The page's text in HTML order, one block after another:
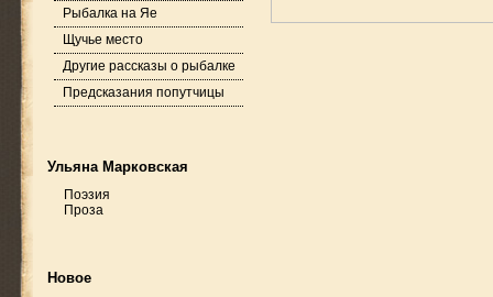
Рыбалка на Яе
Щучье место
Другие рассказы о рыбалке
Предсказания попутчицы
Ульяна Марковская
Поэзия
Проза
Новое